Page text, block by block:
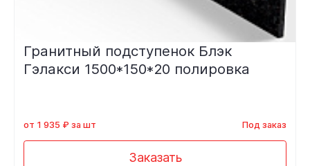
Гранитный подступенок Блэк
Гэлакси 1500*150*20 полировка
от 1 935 ₽ за шт Под заказ
Заказать